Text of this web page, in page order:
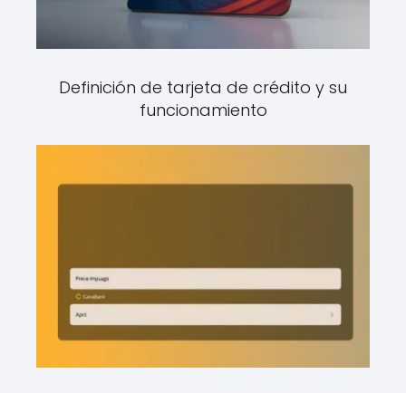
Definición de tarjeta de crédito y su
funcionamiento